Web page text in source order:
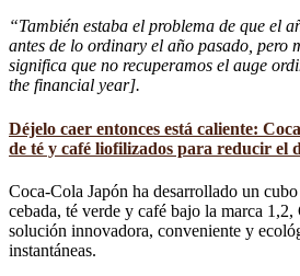
“También estaba el problema de que el
antes de lo ordinary el año pasado, pero
significa que no recuperamos el auge
the financial year].
Déjelo caer entonces está caliente:
de té y café liofilizados para reducir el
Coca-Cola Japón ha desarrollado un
cebada, té verde y café bajo la marca
solución innovadora, conveniente y
instantáneas.